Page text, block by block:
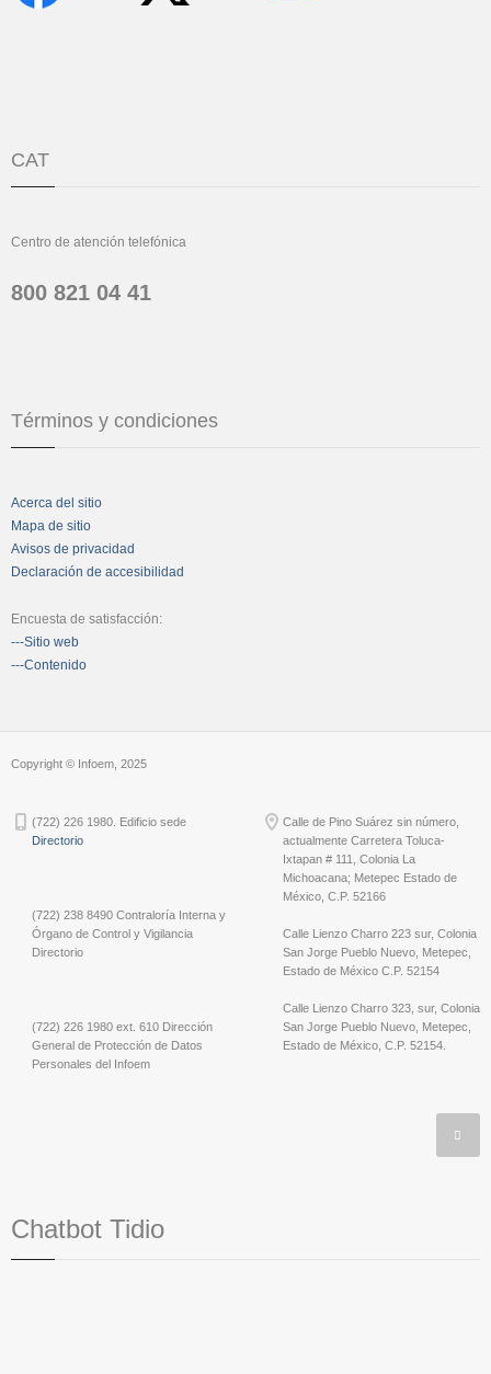
CAT
Centro de atención telefónica
800 821 04 41
Términos y condiciones
Acerca del sitio
Mapa de sitio
Avisos de privacidad
Declaración de accesibilidad
Encuesta de satisfacción:
---Sitio web
---Contenido
Copyright © Infoem, 2025
(722) 226 1980. Edificio sede
Directorio
(722) 238 8490 Contraloría Interna y
Órgano de Control y Vigilancia
Directorio
(722) 226 1980 ext. 610 Dirección
General de Protección de Datos
Personales del Infoem
Calle de Pino Suárez sin número,
actualmente Carretera Toluca-
Ixtapan # 111, Colonia La
Michoacana; Metepec Estado de
México, C.P. 52166
Calle Lienzo Charro 223 sur, Colonia
San Jorge Pueblo Nuevo, Metepec,
Estado de México C.P. 52154
Calle Lienzo Charro 323, sur, Colonia
San Jorge Pueblo Nuevo, Metepec,
Estado de México, C.P. 52154.
Chatbot Tidio